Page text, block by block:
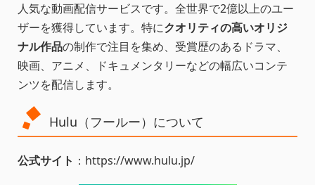
人気な動画配信サービスです。全世界で2億以上のユー
ザーを獲得しています。特にクオリティの高いオリジ
ナル作品の制作で注目を集め、受賞歴のあるドラマ、
映画、アニメ、ドキュメンタリーなどの幅広いコンテ
ンツを配信します。
Hulu（フールー）について
公式サイト ：https://www.hulu.jp/